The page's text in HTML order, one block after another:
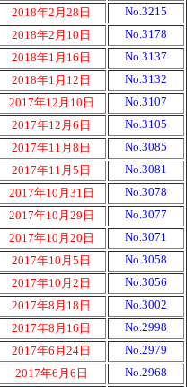
2018年2月28日 No.3215
2018年2月10日 No.3178
2018年1月16日 No.3137
2018年1月12日 No.3132
2017年12月10日 No.3107
2017年12月6日 No.3105
2017年11月8日 No.3085
2017年11月5日 No.3081
2017年10月31日 No.3078
2017年10月29日 No.3077
2017年10月20日 No.3071
2017年10月5日 No.3058
2017年10月2日 No.3056
2017年8月18日 No.3002
2017年8月16日 No.2998
2017年6月24日 No.2979
2017年6月6日 No.2968